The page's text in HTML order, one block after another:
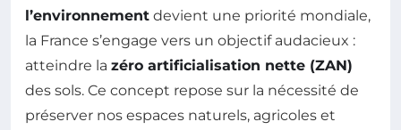
l’environnement devient une priorité mondiale,
la France s’engage vers un objectif audacieux :
atteindre la zéro artificialisation nette (ZAN)
des sols. Ce concept repose sur la nécessité de
préserver nos espaces naturels, agricoles et